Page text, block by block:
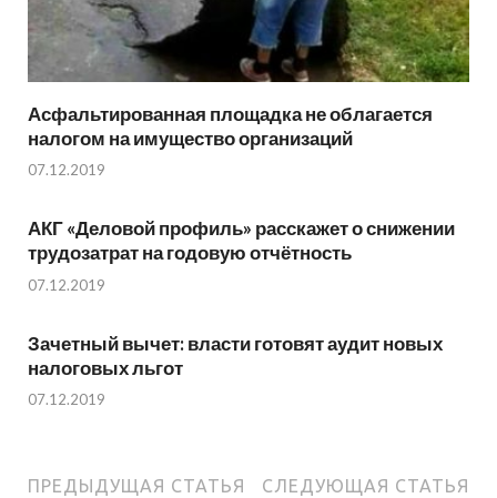
Асфальтированная площадка не облагается
налогом на имущество организаций
07.12.2019
АКГ «Деловой профиль» расскажет о снижении
трудозатрат на годовую отчётность
07.12.2019
Зачетный вычет: власти готовят аудит новых
налоговых льгот
07.12.2019
ПРЕДЫДУЩАЯ СТАТЬЯ СЛЕДУЮЩАЯ СТАТЬЯ